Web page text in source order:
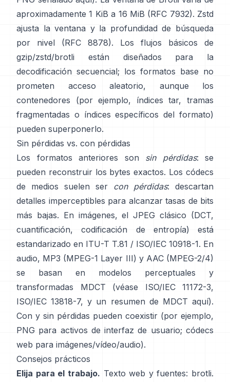
aproximadamente 1 KiB a 16 MiB (RFC 7932). Zstd
ajusta la ventana y la profundidad de búsqueda
por nivel
(RFC 8878). Los flujos básicos de
gzip/zstd/brotli están diseñados para la
decodificación secuencial; los formatos base no
prometen acceso aleatorio, aunque los
contenedores (por ejemplo, índices tar, tramas
fragmentadas o índices específicos del formato)
pueden superponerlo.
Sin pérdidas vs. con pérdidas
Los formatos anteriores son sin pérdidas: se
pueden reconstruir los bytes exactos. Los códecs
de medios suelen ser con pérdidas: descartan
detalles imperceptibles para alcanzar tasas de bits
más bajas. En imágenes, el JPEG clásico (DCT,
cuantificación, codificación de entropía) está
estandarizado en ITU-T T.81 / ISO/IEC 10918-1. En
audio, MP3 (MPEG-1 Layer III) y AAC (MPEG-2/4)
se basan en modelos perceptuales y
transformadas MDCT (véase
ISO/IEC 11172-3,
ISO/IEC 13818-7, y un resumen de MDCT aquí).
Con y sin pérdidas pueden coexistir (por ejemplo,
PNG para activos de interfaz de usuario; códecs
web para imágenes/vídeo/audio).
Consejos prácticos
Elija para el trabajo. Texto web y fuentes: brotli.